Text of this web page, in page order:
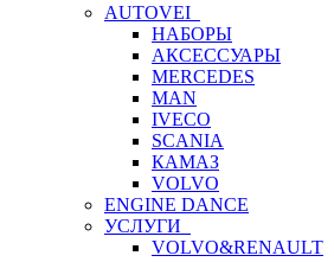
AUTOVEI
НАБОРЫ
АКСЕССУАРЫ
MERCEDES
MAN
IVECO
SCANIA
КАМАЗ
VOLVO
ENGINE DANCE
УСЛУГИ
VOLVO&RENAULT